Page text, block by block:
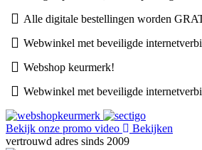
Alle digitale bestellingen worden
Webwinkel met beveiligde
Webshop keurmerk!
Webwinkel met beveiligde
Bekijk onze promo video
Bekijken
vertrouwd adres sinds 2009